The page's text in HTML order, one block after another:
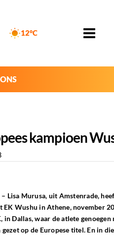
12°C
kampioen
– Lisa Murusa, uit Amstenrade,
Wushu in Athene, november
Dallas, waar de atlete
op de Europese titel. En in